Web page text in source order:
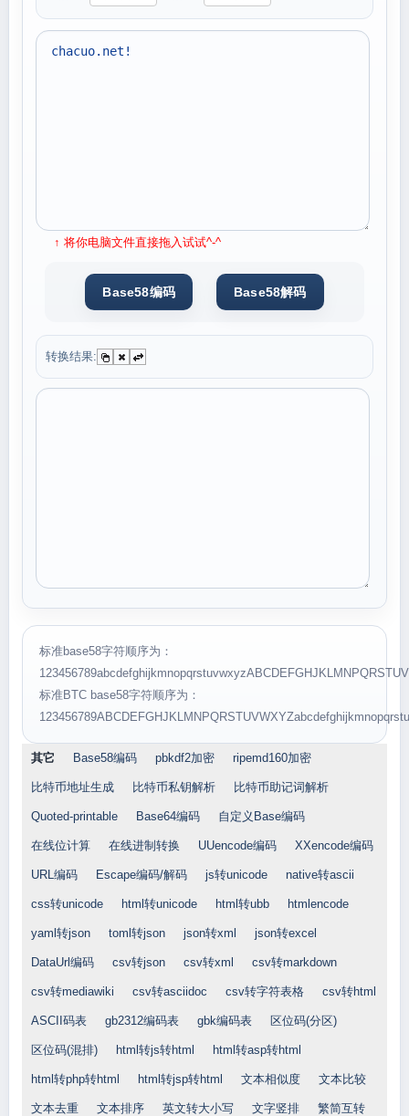
↑ 将你电脑文件直接拖入试试^-^
转换结果:
标准base58字符顺序为：
标准BTC base58字符顺序为：
其它 Base58编码 pbkdf2加密 ripemd160加密
比特币地址生成 比特币私钥解析 比特币助记词解析
Quoted-printable Base64编码 自定义Base编码
在线位计算 在线进制转换 UUencode编码 XXencode编码
URL编码 Escape编码/解码 js转unicode native转ascii
css转unicode html转unicode html转ubb htmlencode
yaml转json toml转json json转xml json转excel
DataUrl编码 csv转json csv转xml csv转markdown
csv转mediawiki csv转asciidoc csv转字符表格 csv转html
ASCII码表 gb2312编码表 gbk编码表 区位码(分区)
区位码(混排) html转js转html html转asp转html
html转php转html html转jsp转html 文本相似度 文本比较
文本去重 文本排序 英文转大小写 文字竖排 繁简互转